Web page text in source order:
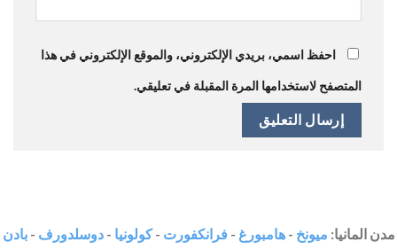
احفظ اسمي، بريدي الإلكتروني، والموقع الإلكتروني في هذا
المتصفح لاستخدامها المرة المقبلة في تعليقي.
مدن المانيا: ميونخ -هامبورغ - فرانكفورت -كولونيا -دوسلدورف -بادن